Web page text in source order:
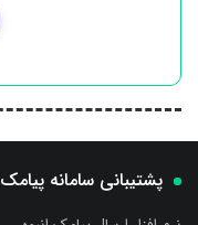
پشتیبانی سامانه پیامک